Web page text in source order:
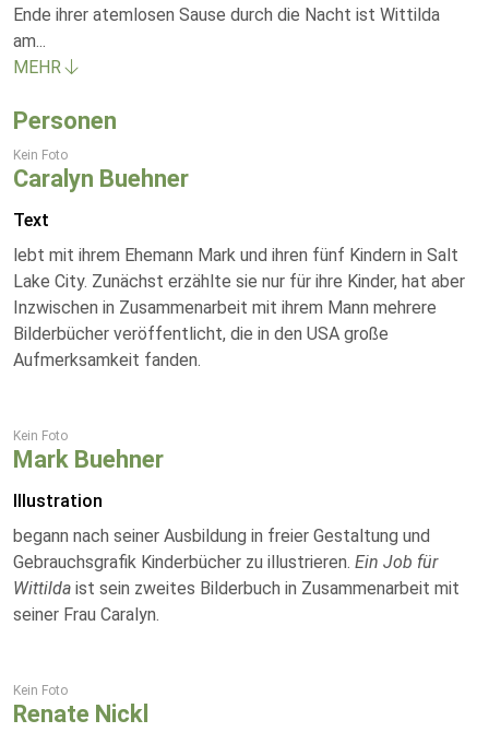
Ende ihrer atemlosen Sause durch die Nacht ist Wittilda
am...
MEHR
Personen
Kein Foto
Caralyn Buehner
Text
lebt mit ihrem Ehemann Mark und ihren fünf Kindern in Salt
Lake City. Zunächst erzählte sie nur für ihre Kinder, hat aber
Inzwischen in Zusammenarbeit mit ihrem Mann mehrere
Bilderbücher veröffentlicht, die in den USA große
Aufmerksamkeit fanden.
Kein Foto
Mark Buehner
Illustration
begann nach seiner Ausbildung in freier Gestaltung und
Gebrauchsgrafik Kinderbücher zu illustrieren. Ein Job für
Wittilda ist sein zweites Bilderbuch in Zusammenarbeit mit
seiner Frau Caralyn.
Kein Foto
Renate Nickl